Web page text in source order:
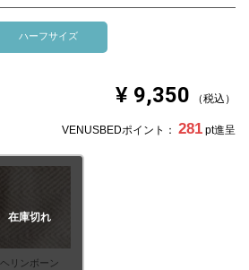
ハーフサイズ
¥ 9,350 税込
VENUSBEDポイント： 281 pt進呈
ヘリンボーン
在庫切れ